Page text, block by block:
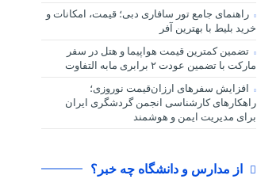
راهنمای جامع تور سافاری دبی؛ قیمت، امکانات و
خرید بلیط با بهترین آفر
تضمین کمترین قیمت هواپیما و هتل در سفر
مارکت با تضمین عودت ۲ برابری مابه التفاوت
افزایش سفرهای ارزان‌قیمت نوروزی؛
راهکارهای کارشناسی انجمن گردشگری ایران
برای مدیریت ایمن و هوشمند
از مدارس و دانشگاه چه خبر؟